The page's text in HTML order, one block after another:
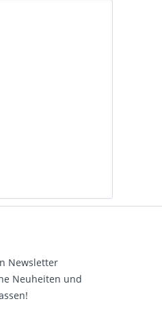
Newsletter
Neuheiten und